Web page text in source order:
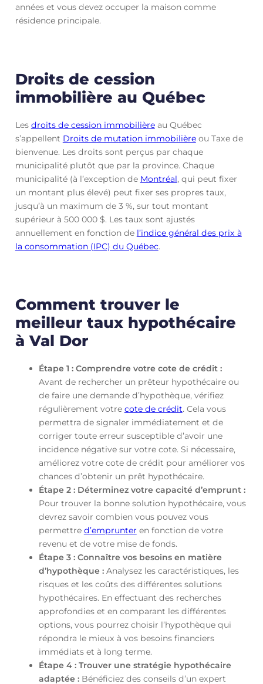
années et vous devez occuper la maison comme
résidence principale.
Droits de cession
immobilière au Québec
Les droits de cession immobilièreau Québec
s’appellent Droits de mutation immobilièreou Taxe de
bienvenue. Les droits sont perçus par chaque
municipalité plutôt que par la province. Chaque
municipalité (à l’exception de Montréal, qui peut fixer
un montant plus élevé) peut fixer ses propres taux,
jusqu’à un maximum de 3 %, sur tout montant
supérieur à 500 000 $. Les taux sont ajustés
annuellement en fonction de l’indice général des prix à
la consommation (IPC) du Québec.
Comment trouver le
meilleur taux hypothécaire
à Val Dor
Étape 1 : Comprendre votre cote de crédit :
Avant de rechercher un prêteur hypothécaire ou
de faire une demande d’hypothèque, vérifiez
régulièrement votre cote de crédit. Cela vous
permettra de signaler immédiatement et de
corriger toute erreur susceptible d’avoir une
incidence négative sur votre cote. Si nécessaire,
améliorez votre cote de crédit pour améliorer vos
chances d’obtenir un prêt hypothécaire.
Étape 2 : Déterminez votre capacité d’emprunt :
Pour trouver la bonne solution hypothécaire, vous
devrez savoir combien vous pouvez vous
permettre d’emprunter en fonction de votre
revenu et de votre mise de fonds.
Étape 3 : Connaître vos besoins en matière
d’hypothèque :Analysez les caractéristiques, les
risques et les coûts des différentes solutions
hypothécaires. En effectuant des recherches
approfondies et en comparant les différentes
options, vous pourrez choisir l’hypothèque qui
répondra le mieux à vos besoins financiers
immédiats et à long terme.
Étape 4 : Trouver une stratégie hypothécaire
adaptée :Bénéficiez des conseils d’un expert